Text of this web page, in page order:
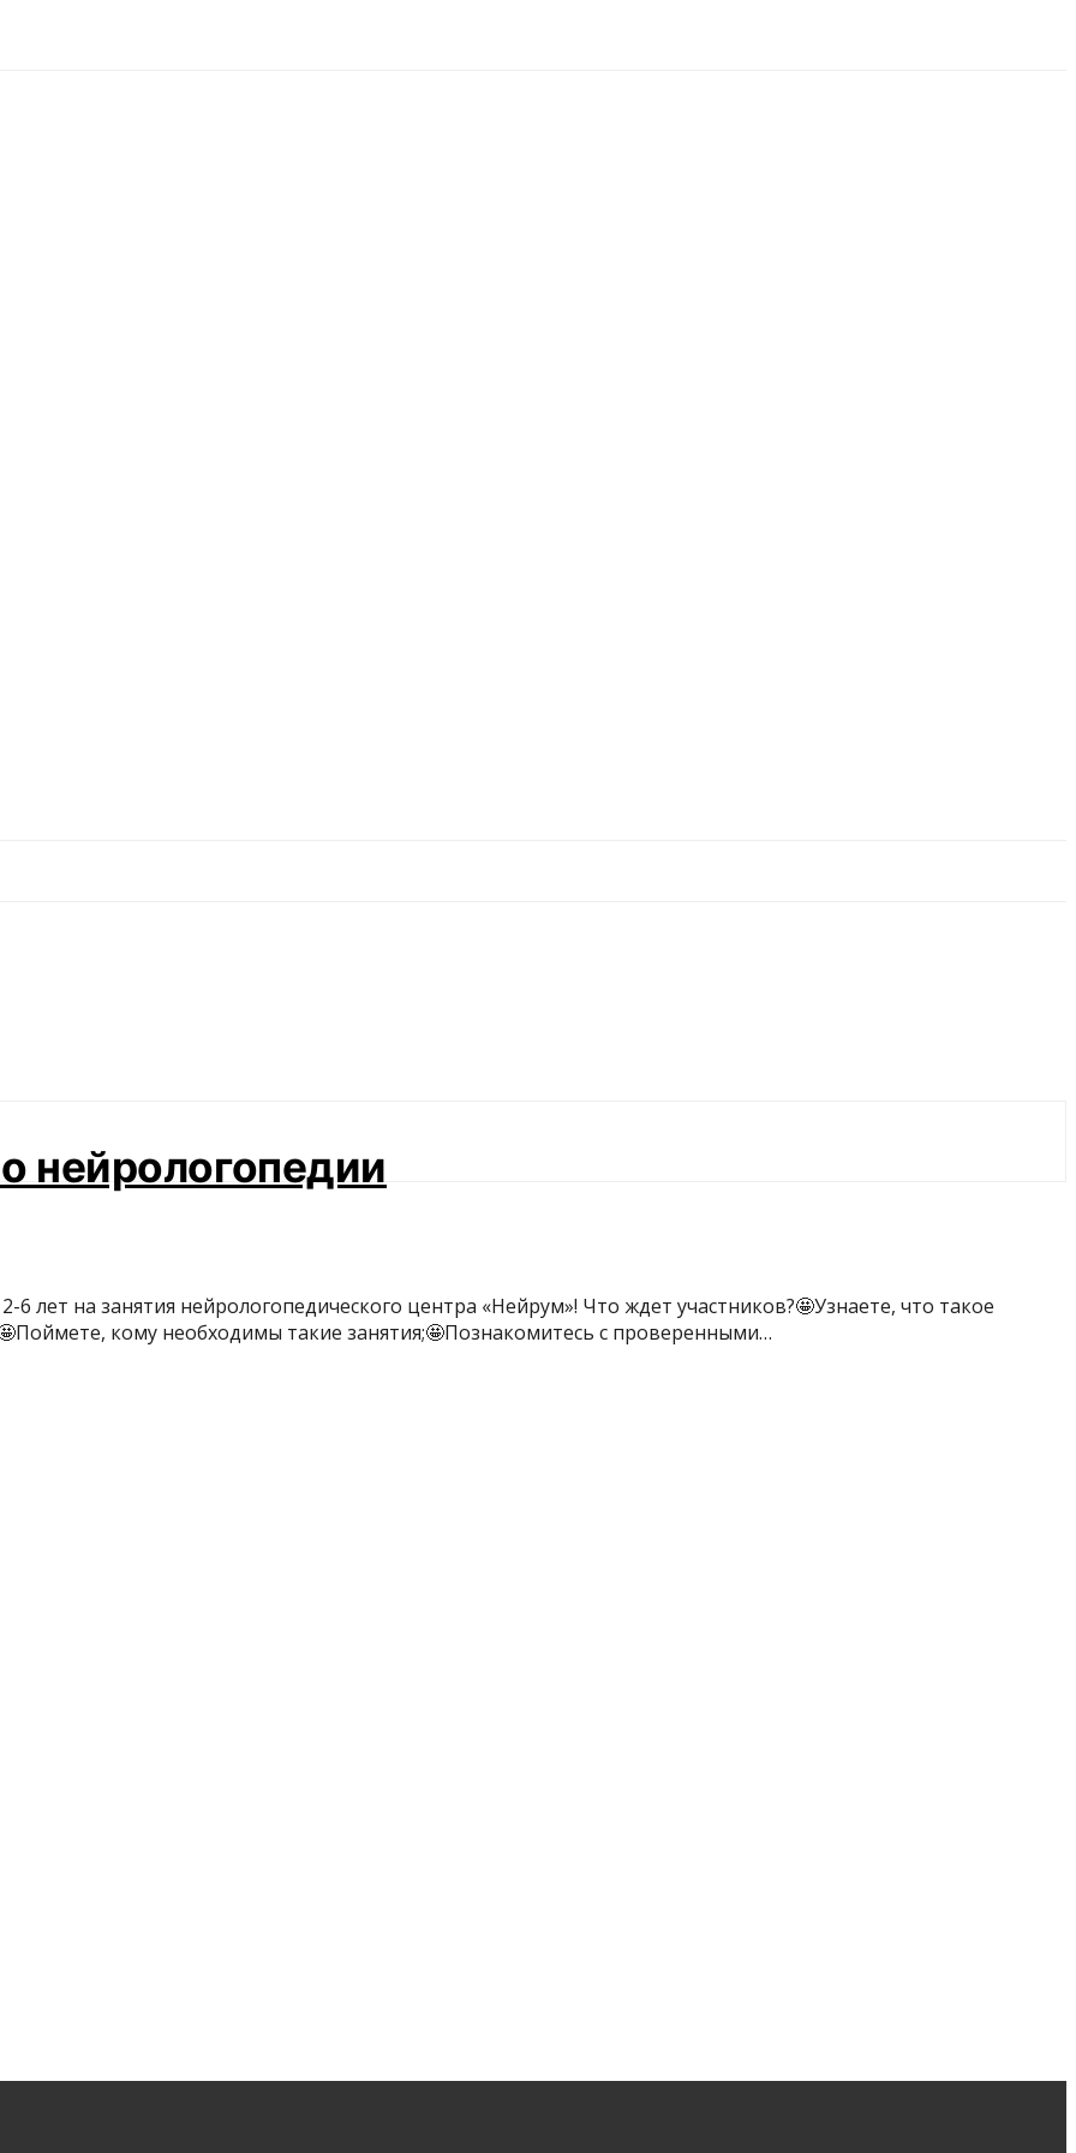
нейрологопедии
лет на занятия нейрологопедического центра «Нейрум»! Что ждет участников?🤩Узнаете, что такое
кому необходимы такие занятия;🤩Познакомитесь с проверенными…